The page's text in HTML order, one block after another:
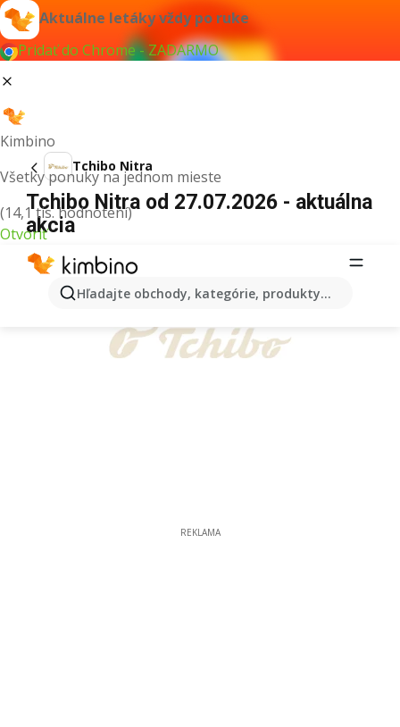
Aktuálne letáky vždy po ruke
Pridať do Chrome - ZADARMO
Kimbino
Všetky ponuky na jednom mieste
(14,1 tis. hodnotení)
Otvoriť
Hľadajte obchody, kategórie, produkty...
Tchibo Nitra
Tchibo Nitra od 27.07.2026 - aktuálna
akcia
REKLAMA